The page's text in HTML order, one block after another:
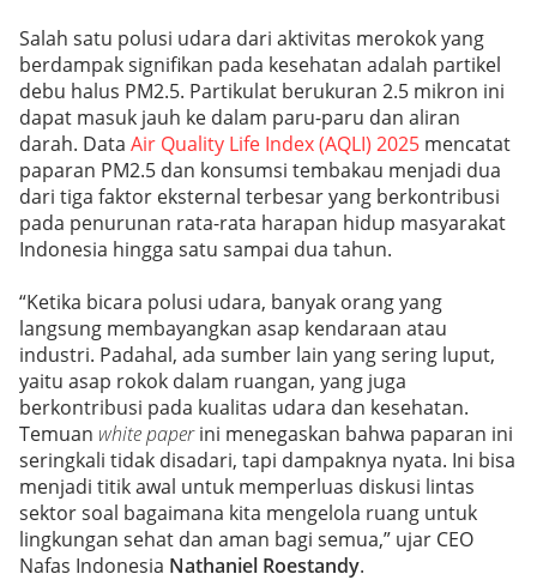
Salah satu polusi udara dari aktivitas merokok yang
berdampak signifikan pada kesehatan adalah partikel
debu halus PM2.5. Partikulat berukuran 2.5 mikron ini
dapat masuk jauh ke dalam paru-paru dan aliran
darah. Data Air Quality Life Index (AQLI) 2025 mencatat
paparan PM2.5 dan konsumsi tembakau menjadi dua
dari tiga faktor eksternal terbesar yang berkontribusi
pada penurunan rata-rata harapan hidup masyarakat
Indonesia hingga satu sampai dua tahun.
“Ketika bicara polusi udara, banyak orang yang
langsung membayangkan asap kendaraan atau
industri. Padahal, ada sumber lain yang sering luput,
yaitu asap rokok dalam ruangan, yang juga
berkontribusi pada kualitas udara dan kesehatan.
Temuan white paperini menegaskan bahwa paparan ini
seringkali tidak disadari, tapi dampaknya nyata. Ini bisa
menjadi titik awal untuk memperluas diskusi lintas
sektor soal bagaimana kita mengelola ruang untuk
lingkungan sehat dan aman bagi semua,” ujar CEO
Nafas Indonesia Nathaniel Roestandy.